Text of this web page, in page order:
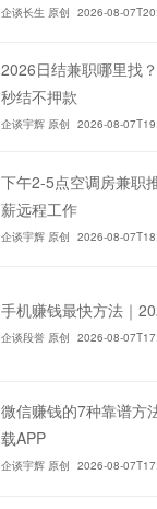
企谈长生 原创 2026-08-
2026日结兼职哪里找
秒结不押款
企谈宇辉 原创 2026-08-
下午2-5点空调房兼职
薪远程工作
企谈宇辉 原创 2026-08-
手机赚钱最快方法｜
企谈段誉 原创 2026-08-
微信赚钱的7种靠谱方
载APP
企谈宇辉 原创 2026-08-